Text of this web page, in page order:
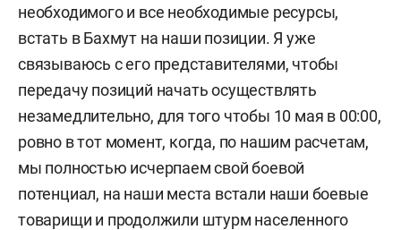
необходимого и все необходимые ресурсы,
встать в Бахмут на наши позиции. Я уже
связываюсь с его представителями, чтобы
передачу позиций начать осуществлять
незамедлительно, для того чтобы 10 мая в 00:00,
ровно в тот момент, когда, по нашим расчетам,
мы полностью исчерпаем свой боевой
потенциал, на наши места встали наши боевые
товарищи и продолжили штурм населенного